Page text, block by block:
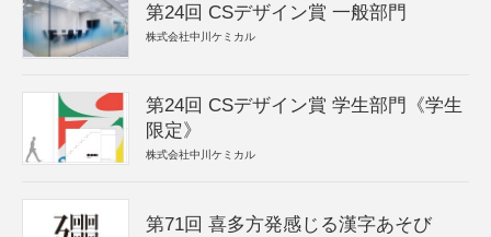
第24回 CSデザイン賞 一般部門
株式会社中川ケミカル
第24回 CSデザイン賞 学生部門《学生
限定》
株式会社中川ケミカル
第71回 喜多方発感じる漢字あそび